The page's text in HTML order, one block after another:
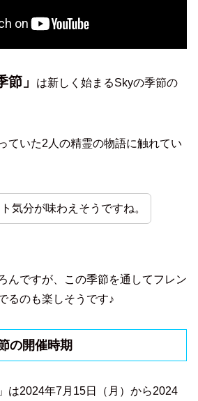
節」
は新しく始まるSkyの季節の
ていた2人の精霊の物語に触れてい
気分が味わえそうですね。
んですが、この季節を通してフレン
るのも楽しそうです♪
の開催時期
は2024年7月15日（月）から2024